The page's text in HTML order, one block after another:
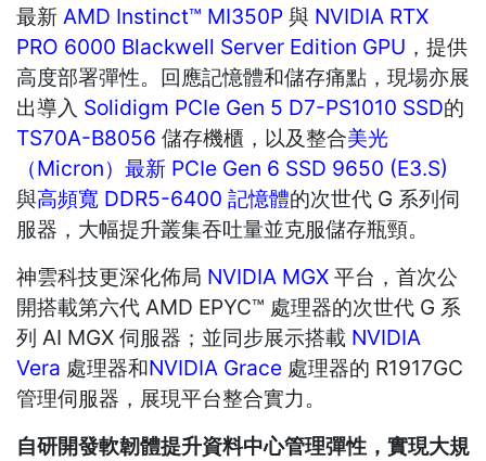
最新 AMD Instinct™ MI350P 與 NVIDIA RTX
PRO 6000 Blackwell Server Edition GPU ，提供
高度部署彈性。回應記憶體和儲存痛點，現場亦展
出導入 Solidigm PCIe Gen 5 D7-PS1010 SSD的
TS70A-B8056 儲存機櫃，以及整合美光
（Micron）最新 PCIe Gen 6 SSD 9650 (E3.S)
與高頻寬 DDR5-6400 記憶體的次世代 G 系列伺
服器，大幅提升叢集吞吐量並克服儲存瓶頸。
神雲科技更深化佈局 NVIDIA MGX 平台，首次公
開搭載第六代 AMD EPYC™ 處理器的次世代 G 系
列 AI MGX 伺服器；並同步展示搭載 NVIDIA
Vera 處理器和NVIDIA Grace 處理器的 R1917GC
管理伺服器，展現平台整合實力。
自研開發軟韌體提升資料中心管理彈性，實現大規